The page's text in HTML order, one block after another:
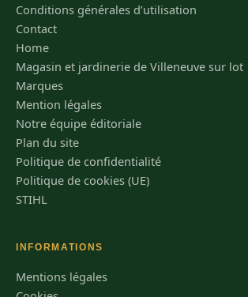
Conditions générales d’utilisation
Contact
Home
Magasin et jardinerie de Villeneuve sur lot
Marques
Mention légales
Notre équipe éditoriale
Plan du site
Politique de confidentialité
Politique de cookies (UE)
STIHL
INFORMATIONS
Mentions légales